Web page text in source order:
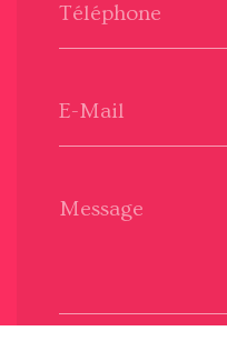
Téléphone
E-Mail
Message